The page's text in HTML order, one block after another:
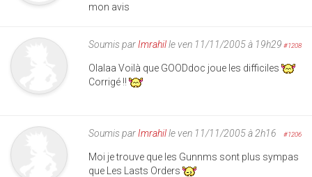
mon avis
Soumis par Imrahille ven 11/11/2005 à 19h29 #1208
Olalaa Voilà que GOODdoc joue les difficiles
Corrigé !!
Soumis par Imrahille ven 11/11/2005 à 2h16 #1206
Moi je trouve que les Gunnms sont plus sympas
que Les Lasts Orders